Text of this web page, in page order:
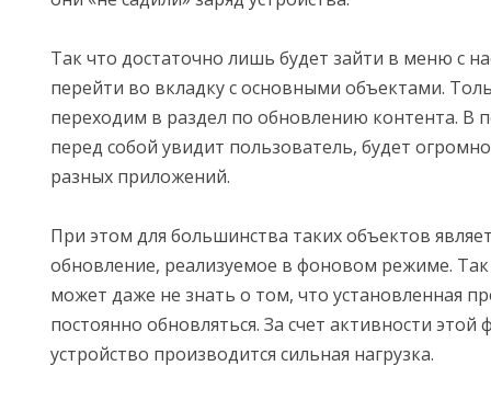
Так что достаточно лишь будет зайти в меню с
перейти во вкладку с основными объектами.
переходим в раздел по обновлению контента. В
перед собой увидит пользователь, будет
разных приложений.
При этом для большинства таких объектов
обновление, реализуемое в фоновом режиме.
может даже не знать о том, что установленная
постоянно обновляться. За счет активности этой
устройство производится сильная нагрузка.